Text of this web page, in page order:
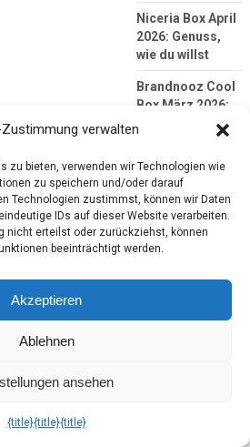
Niceria Box April
2026: Genuss,
wie du willst
Brandnooz Cool
Box März 2026:
All‑Day Brunch
Follow my blog
with Bloglovin
verwalten
zu bieten, verwenden wir Technologien wie
zu speichern und/oder darauf
Technologien zustimmst, können wir Daten
IDs auf dieser Website verarbeiten.
nicht erteilst oder zurückziehst, können
beeinträchtigt werden.
Akzeptieren
Ablehnen
ansehen
{title}{title}{title}